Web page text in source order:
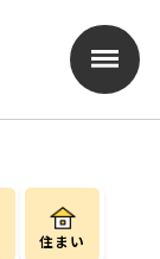
住まい